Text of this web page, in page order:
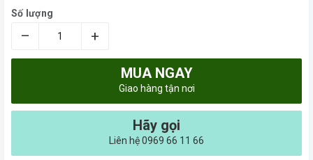
Số lượng
– +
MUA NGAY
Giao hàng tận nơi
Hãy gọi
Liên hệ 0969 66 11 66